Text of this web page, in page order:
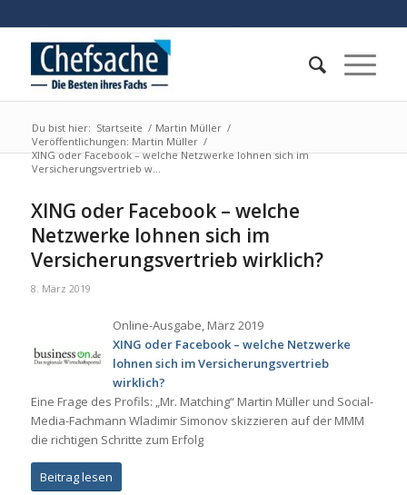
Du bist hier: Startseite / Martin Müller /
Veröffentlichungen: Martin Müller /
XING oder Facebook – welche Netzwerke lohnen sich im
Versicherungsvertrieb w...
XING oder Facebook – welche
Netzwerke lohnen sich im
Versicherungsvertrieb wirklich?
8. März 2019
Online-Ausgabe, März 2019
XING oder Facebook – welche Netzwerke
lohnen sich im Versicherungsvertrieb
wirklich?
Eine Frage des Profils: „Mr. Matching“ Martin Müller und Social-
Media-Fachmann Wladimir Simonov skizzieren auf der MMM
die richtigen Schritte zum Erfolg
Beitrag lesen